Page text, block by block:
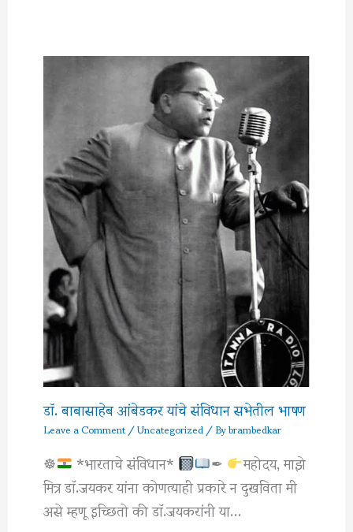
डॉ. बाबासाहेब आंबेडकर यांचे संविधान सभेतील भाषण
Leave a Comment/Uncategorized/ Bybrambedkar
☸ *भारताचे संविधान* ✒ महोदय, माझे
मित्र डाॅ.जयकर यांना कोणत्याही प्रकारे न दुखविता मी
असे म्हणू इच्छितो की डाॅ.जयकरांनी या…